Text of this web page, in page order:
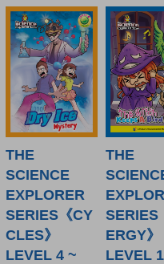
THE
SCIENCE
EXPLORER
SERIES《CY
CLES》
LEVEL 4 ~
THE
SERIES
ERGY》
LEVEL